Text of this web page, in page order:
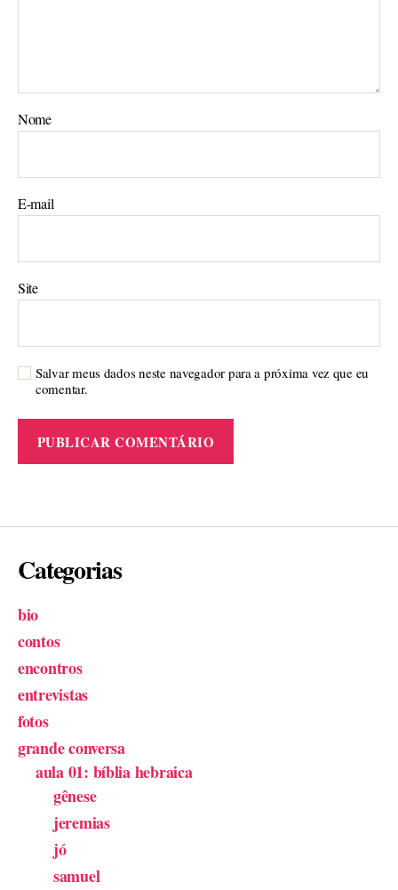
Nome
E-mail
Site
Salvar meus dados neste navegador para a próxima vez que eu
comentar.
Categorias
bio
contos
encontros
entrevistas
fotos
grande conversa
aula 01: bíblia hebraica
gênese
jeremias
jó
samuel